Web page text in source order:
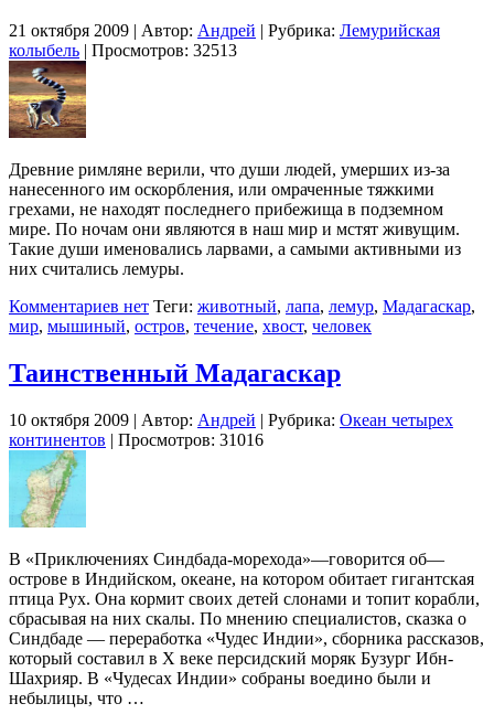
21 октября 2009 | Автор: Андрей | Рубрика: Лемурийская
колыбель | Просмотров: 32513
Древние римляне верили, что души людей, умерших из-за
нанесенного им оскорбления, или омраченные тяжкими
грехами, не находят последнего прибежища в подземном
мире. По ночам они являются в наш мир и мстят живущим.
Такие души именовались ларвами, а самыми активными из
них считались лемуры.
Комментариев нет Теги: животный, лапа, лемур, Мадагаскар,
мир, мышиный, остров, течение, хвост, человек
Таинственный Мадагаскар
10 октября 2009 | Автор: Андрей | Рубрика: Океан четырех
континентов | Просмотров: 31016
В «Приключениях Синдбада-морехода»—говорится об—
острове в Индийском, океане, на котором обитает гигантская
птица Рух. Она кормит своих детей слонами и топит корабли,
сбрасывая на них скалы. По мнению специалистов, сказка о
Синдбаде — переработка «Чудес Индии», сборника рассказов,
который составил в X веке персидский моряк Бузург Ибн-
Шахрияр. В «Чудесах Индии» собраны воедино были и
небылицы, что …